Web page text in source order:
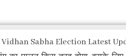
Vidhan Sabha Election Latest